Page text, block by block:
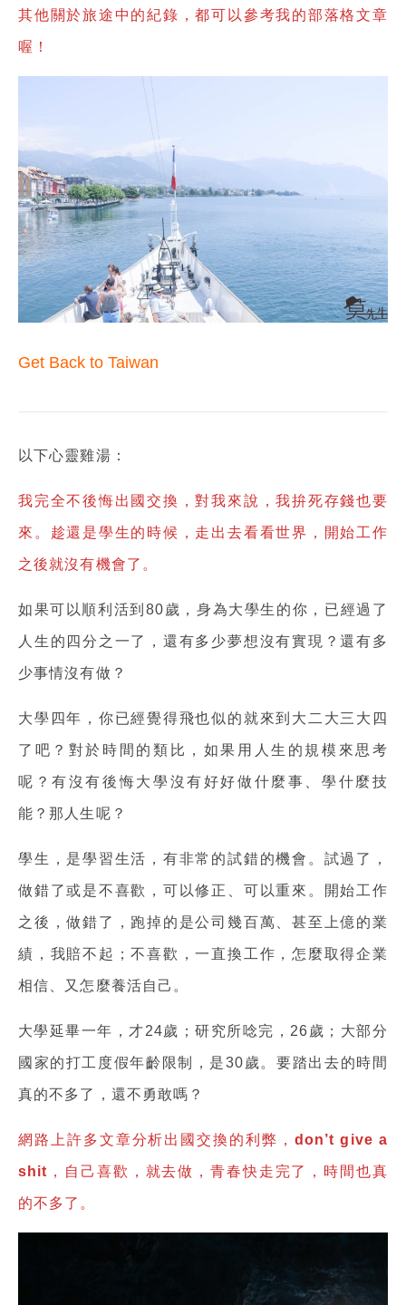
其他關於旅途中的紀錄，都可以參考我的部落格文章
喔！
Get Back to Taiwan
以下心靈雞湯：
我完全不後悔出國交換，對我來說，我拚死存錢也要
來。趁還是學生的時候，走出去看看世界，開始工作
之後就沒有機會了。
如果可以順利活到80歲，身為大學生的你，已經過了
人生的四分之一了，還有多少夢想沒有實現？還有多
少事情沒有做？
大學四年，你已經覺得飛也似的就來到大二大三大四
了吧？對於時間的類比，如果用人生的規模來思考
呢？有沒有後悔大學沒有好好做什麼事、學什麼技
能？那人生呢？
學生，是學習生活，有非常的試錯的機會。試過了，
做錯了或是不喜歡，可以修正、可以重來。開始工作
之後，做錯了，跑掉的是公司幾百萬、甚至上億的業
績，我賠不起；不喜歡，一直換工作，怎麼取得企業
相信、又怎麼養活自己。
大學延畢一年，才24歲；研究所唸完，26歲；大部分
國家的打工度假年齡限制，是30歲。要踏出去的時間
真的不多了，還不勇敢嗎？
網路上許多文章分析出國交換的利弊，don’t give a
shit，自己喜歡，就去做，青春快走完了，時間也真
的不多了。